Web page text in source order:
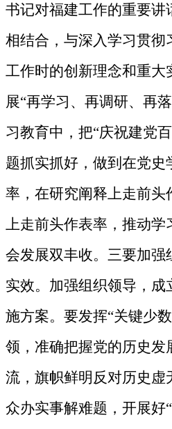
书记对福建工作的重要讲
相结合，与深入学习贯彻
工作时的创新理念和重大
展“再学习、再调研、再
习教育中，把“庆祝建党
题抓实抓好，做到在党史
率，在研究阐释上走前头
上走前头作表率，推动
会发展双丰收。三要加强
实效。加强组织领导，成
施方案。要发挥“关键少
领，准确把握党的历史发
流，旗帜鲜明反对历史虚
众办实事解难题，开展好